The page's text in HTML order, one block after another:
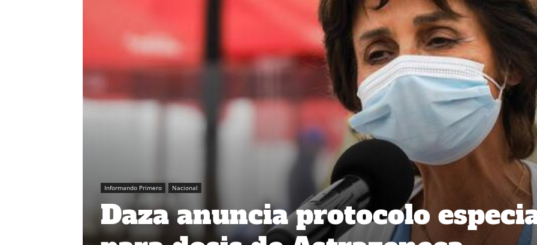
Informando Primero Nacional
Daza anuncia protocolo